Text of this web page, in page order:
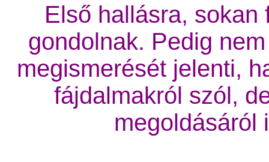
Első hallásra, sokan
gondolnak. Pedig
megismerését jelenti,
fájdalmakról szól,
megoldásáról